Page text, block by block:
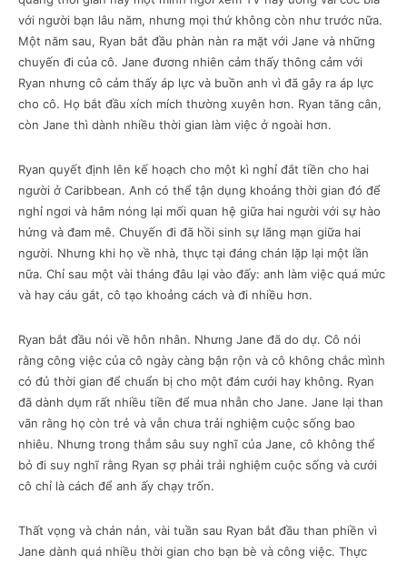
với người bạn lâu năm, nhưng mọi thứ không còn như trước nữa.
Một năm sau, Ryan bắt đầu phàn nàn ra mặt với Jane và những
chuyến đi của cô. Jane đương nhiên cảm thấy thông cảm với
Ryan nhưng cô cảm thấy áp lực và buồn anh vì đã gây ra áp lực
cho cô. Họ bắt đầu xích mích thường xuyên hơn. Ryan tăng cân,
còn Jane thì dành nhiều thời gian làm việc ở ngoài hơn.
Ryan quyết định lên kế hoạch cho một kì nghỉ đắt tiền cho hai
người ở Caribbean. Anh có thể tận dụng khoảng thời gian đó để
nghỉ ngơi và hâm nóng lại mối quan hệ giữa hai người với sự hào
hứng và đam mê. Chuyến đi đã hồi sinh sự lãng mạn giữa hai
người. Nhưng khi họ về nhà, thực tại đáng chán lặp lại một lần
nữa. Chỉ sau một vài tháng đâu lại vào đấy: anh làm việc quá mức
và hay cáu gắt, cô tạo khoảng cách và đi nhiều hơn.
Ryan bắt đầu nói về hôn nhân. Nhưng Jane đã do dự. Cô nói
rằng công việc của cô ngày càng bận rộn và cô không chắc mình
có đủ thời gian để chuẩn bị cho một đám cưới hay không. Ryan
đã dành dụm rất nhiều tiền để mua nhẫn cho Jane. Jane lại than
vãn rằng họ còn trẻ và vẫn chưa trải nghiệm cuộc sống bao
nhiêu. Nhưng trong thẳm sâu suy nghĩ của Jane, cô không thể
bỏ đi suy nghĩ rằng Ryan sợ phải trải nghiệm cuộc sống và cưới
cô chỉ là cách để anh ấy chạy trốn.
Thất vọng và chán nản, vài tuần sau Ryan bắt đầu than phiền vì
Jane dành quá nhiều thời gian cho bạn bè và công việc. Thực